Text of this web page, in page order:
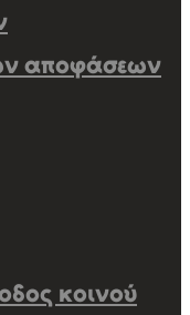
αποφάσεων
κοινού